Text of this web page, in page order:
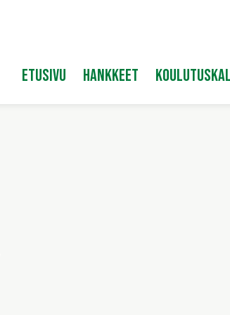
Etusivu Hankkeet